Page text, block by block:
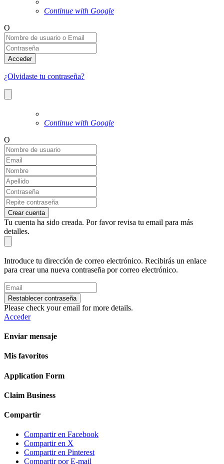
Continue with Google
O
Acceder
¿Olvidaste tu contraseña?
Continue with Google
O
Crear cuenta
Tu cuenta ha sido creada. Por favor revisa tu email para más
detalles.
Introduce tu dirección de correo electrónico. Recibirás un enlace
para crear una nueva contraseña por correo electrónico.
Restablecer contraseña
Please check your email for more details.
Acceder
Enviar mensaje
Mis favoritos
Application Form
Claim Business
Compartir
Compartir en Facebook
Compartir en X
Compartir en Pinterest
Compartir por E-mail